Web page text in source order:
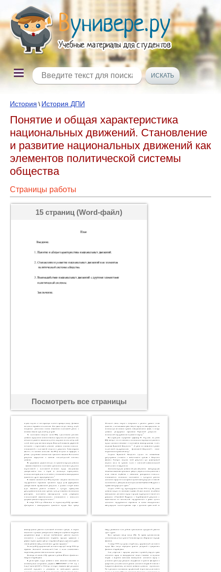
История \ История ДПИ
Понятие и общая характеристика
национальных движений. Становление
и развитие национальных движений как
элементов политической системы
общества
Страницы работы
15 страниц (Word-файл)
Посмотреть все страницы